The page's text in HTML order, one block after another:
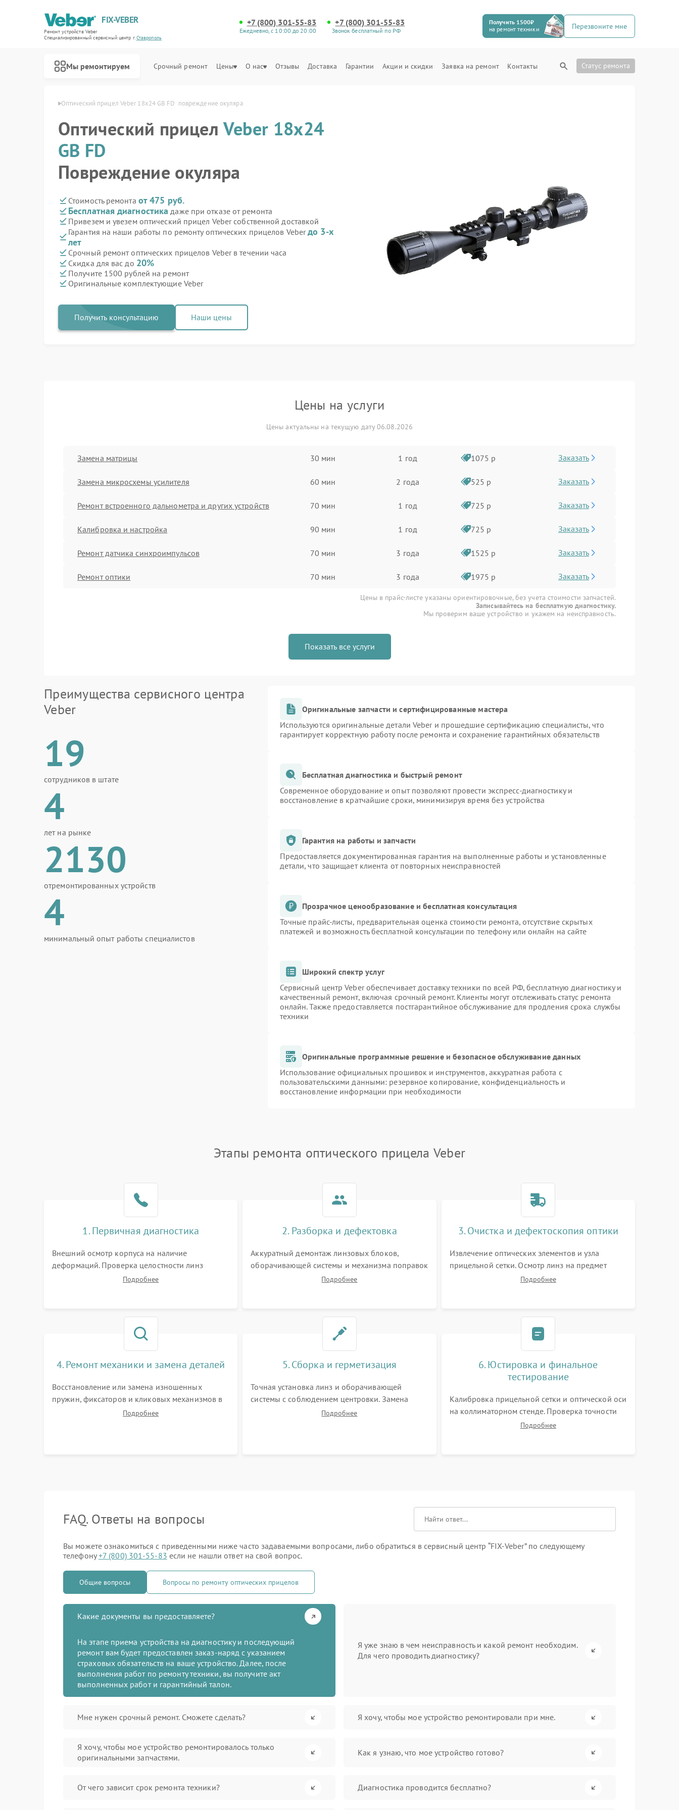
FIX-VEBER
Ремонт устройств Veber
Специализированный cервисный центр г.Ставрополь
+7 (800) 301-55-83
Ежедневно, с 10:00 до 20:00
+7 (800) 301-55-83
Звонок бесплатный по РФ
Получить 1500₽
на ремонт техники
Перезвоните мне
Мы ремонтируем Срочный ремонт Цены О нас Отзывы Доставка Гарантии Акции и скидки Заявка на ремонт Контакты Статус ремонта
FD  в Ставрополе Оптический прицел Veber 18x24 GB FD  повреждение окуляра
Оптический прицелVeber 18x24
GB FD
Повреждение окуляра
Стоимость ремонта от 475 руб.
Бесплатная диагностика даже при отказе от ремонта
Привезем и увезем оптический прицел Veber собственной доставкой
Гарантия на наши работы по ремонту оптических прицелов Veberдо 3-х
лет
Срочный ремонт оптических прицелов Veber в течении часа
Скидка для вас до 20%
Получите 1500 рублей на ремонт
Оригинальные комплектующие Veber
Получить консультацию Наши цены
Цены на услуги
Цены актуальны на текущую дату 06.08.2026
Замена матрицы 30 мин 1 год 1075 р Заказать
Замена микросхемы усилителя 60 мин 2 года 525 р Заказать
Ремонт встроенного дальнометра и других устройств 70 мин 1 год 725 р Заказать
Калибровка и настройка 90 мин 1 год 725 р Заказать
Ремонт датчика синхроимпульсов 70 мин 3 года 1525 р Заказать
Ремонт оптики 70 мин 3 года 1975 р Заказать
Цены в прайс-листе указаны ориентировочные, без учета стоимости запчастей.
Записывайтесь на бесплатную диагностику.
Мы проверим ваше устройство и укажем на неисправность.
Показать все услуги
Преимущества сервисного центра
Veber
19
сотрудников в штате
4
лет на рынке
2130
отремонтированных устройств
4
минимальный опыт работы специалистов
Оригинальные запчасти и сертифицированные мастера
Используются оригинальные детали Veber и прошедшие сертификацию специалисты, что
гарантирует корректную работу после ремонта и сохранение гарантийных обязательств
Бесплатная диагностика и быстрый ремонт
Современное оборудование и опыт позволяют провести экспресс-диагностику и
восстановление в кратчайшие сроки, минимизируя время без устройства
Гарантия на работы и запчасти
Предоставляется документированная гарантия на выполненные работы и установленные
детали, что защищает клиента от повторных неисправностей
Прозрачное ценообразование и бесплатная консультация
Точные прайс-листы, предварительная оценка стоимости ремонта, отсутствие скрытых
платежей и возможность бесплатной консультации по телефону или онлайн на сайте
Широкий спектр услуг
Сервисный центр Veber обеспечивает доставку техники по всей РФ, бесплатную диагностику и
качественный ремонт, включая срочный ремонт. Клиенты могут отслеживать статус ремонта
онлайн. Также предоставляется постгарантийное обслуживание для продления срока службы
техники
Оригинальные программные решение и безопасное обслуживание данных
Использование официальных прошивок и инструментов, аккуратная работа с
пользовательскими данными: резервное копирование, конфиденциальность и
восстановление информации при необходимости
Этапы ремонта оптического прицела Veber
1. Первичная диагностика
Внешний осмотр корпуса на наличие
деформаций. Проверка целостности линз
объектива и окуляра. Тестирование работы
Подробнее
2. Разборка и дефектовка
Аккуратный демонтаж линзовых блоков,
оборачивающей системы и механизма поправок
спецключами. Осмотр внутренних резьбовых
Подробнее
3. Очистка и дефектоскопия оптики
Извлечение оптических элементов и узла
прицельной сетки. Осмотр линз на предмет
повреждения просветляющего покрытия или
Подробнее
4. Ремонт механики и замена деталей
Восстановление или замена изношенных
пружин, фиксаторов и кликовых механизмов в
барабанчиках поправок. Устранение люфтов в
Подробнее
5. Сборка и герметизация
Точная установка линз и оборачивающей
системы с соблюдением центровки. Замена
резиновых уплотнителей и нанесение
Подробнее
6. Юстировка и финальное
тестирование
Калибровка прицельной сетки и оптической оси
на коллиматорном стенде. Проверка точности
кликов механизма поправок. Обязательное
Подробнее
FAQ. Ответы на вопросы
Вы можете ознакомиться с приведенными ниже часто задаваемыми вопросами, либо обратиться в сервисный центр “FIX-Veber” по следующему
телефону+7 (800) 301-55-83 если не нашли ответ на свой вопрос.
Общие вопросы Вопросы по ремонту оптических прицелов
Какие документы вы предоставляете?
На этапе приема устройства на диагностику и последующий
ремонт вам будет предоставлен заказ-наряд с указанием
страховых обязательств на ваше устройство. Далее, после
выполнения работ по ремонту техники, вы получите акт
выполненных работ и гарантийный талон.
Я уже знаю в чем неисправность и какой ремонт необходим.
Для чего проводить диагностику?
Мне нужен срочный ремонт. Сможете сделать? Я хочу, чтобы мое устройство ремонтировали при мне.
Я хочу, чтобы мое устройство ремонтировалось только
оригинальными запчастями.
Как я узнаю, что мое устройство готово?
От чего зависит срок ремонта техники? Диагностика проводится бесплатно?